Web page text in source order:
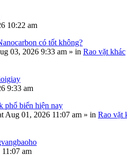
10:22 am
có tốt không?
03, 2026 9:33 am » in Rao vặt khác
9:33 am
phổ biến hiện nay
Aug 01, 2026 11:07 am » in Rao vặt
am